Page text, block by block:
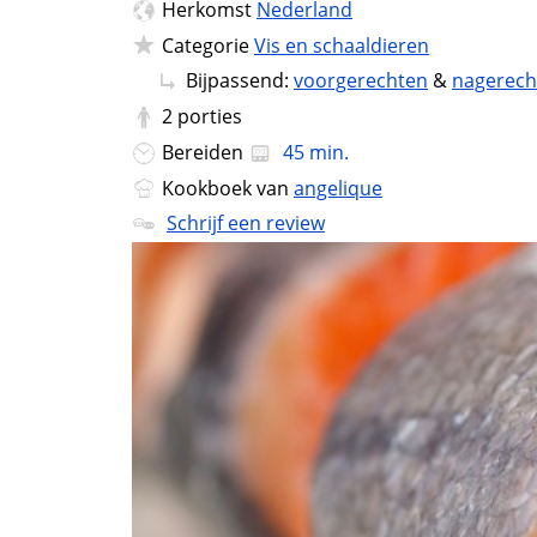
Herkomst Nederland
CategorieVis en schaaldieren
Bijpassend: voorgerechten &
2 porties
Bereiden
45 min.
Kookboek van angelique
Schrijf een review